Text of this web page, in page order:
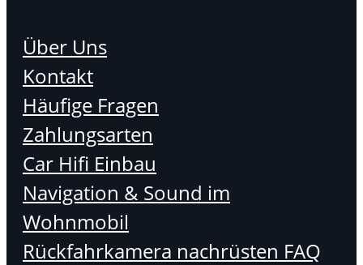
Über Uns
Kontakt
Häufige Fragen
Zahlungsarten
Car Hifi Einbau
Navigation & Sound im
Wohnmobil
Rückfahrkamera nachrüsten FAQ